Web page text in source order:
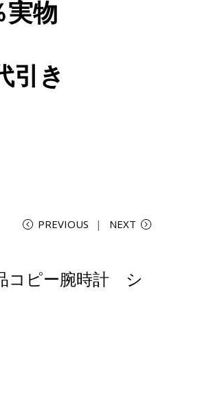
実物
引き
PREVIOUS NEXT
コピー腕時計 シ